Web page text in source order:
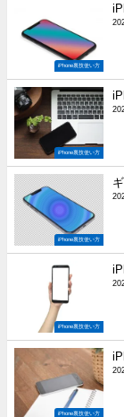
iPhone裏技使い方
iPhone裏技使い方
iPhone裏技使い方
iPhone裏技使い方
iPhone裏技使い方